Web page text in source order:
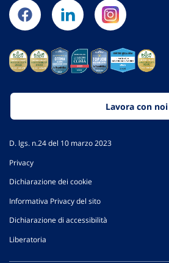
Lavora con noi
D. lgs. n.24 del 10 marzo 2023
Privacy
Dichiarazione dei cookie
Informativa Privacy del sito
Dichiarazione di accessibilità
Liberatoria